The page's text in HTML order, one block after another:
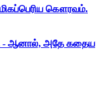
கௌரவம்.
- ஆனால், அதே கதைய